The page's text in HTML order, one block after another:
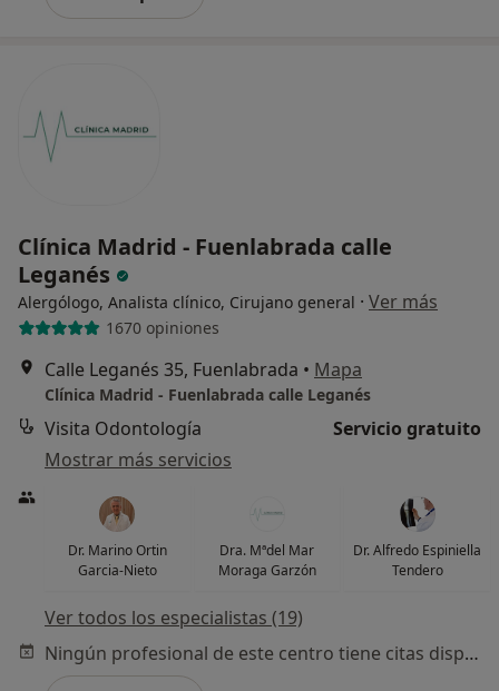
Clínica Madrid - Fuenlabrada calle
Leganés
Alergólogo, Analista clínico, Cirujano general · Ver más
1670 opiniones
Calle Leganés 35, Fuenlabrada • Mapa
Clínica Madrid - Fuenlabrada calle Leganés
Visita Odontología
Servicio gratuito
Mostrar más servicios
Dr. Marino Ortin
Garcia-Nieto
Dra. Mªdel Mar
Moraga Garzón
Dr. Alfredo Espiniella
Tendero
Ver todos los especialistas (19)
Ningún profesional de este centro tiene citas disponibles